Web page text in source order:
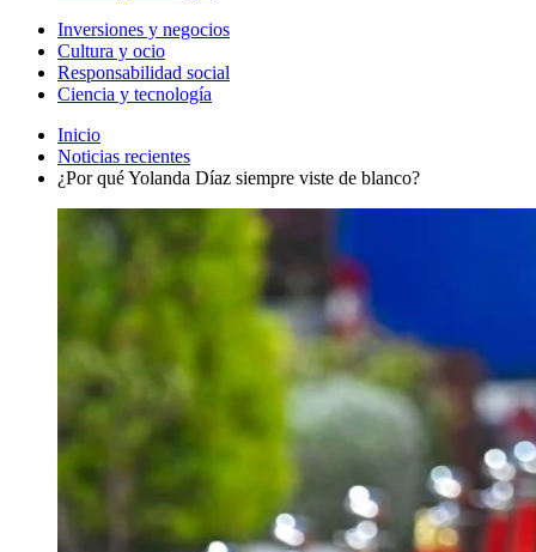
Inversiones y negocios
Cultura y ocio
Responsabilidad social
Ciencia y tecnología
Inicio
Noticias recientes
¿Por qué Yolanda Díaz siempre viste de blanco?